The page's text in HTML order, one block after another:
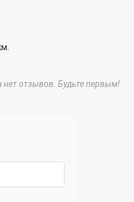
нет отзывов. Будьте первым!